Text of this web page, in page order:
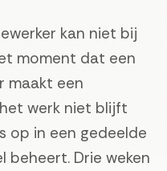
kan niet bij
moment dat een
maakt een
werk niet blijft
op in een gedeelde
beheert. Drie weken